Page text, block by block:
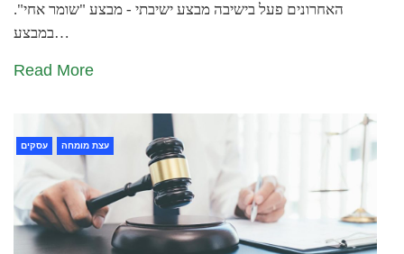
האחרונים פעל בישיבה מבצע ישיבתי - מבצע "שומר אחי".
במבצע…
Read More
עסקים עצת מומחה